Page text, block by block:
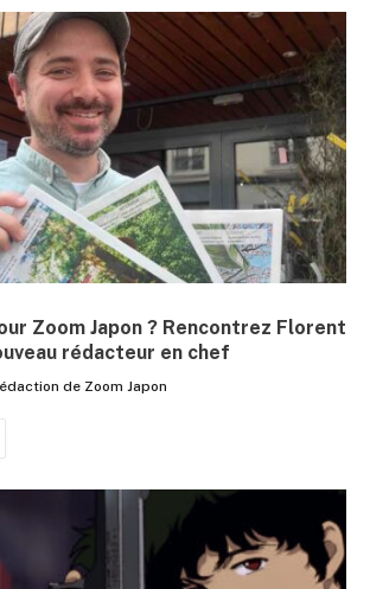
Zoom Japon ? Rencontrez Florent
rédacteur en chef
de Zoom Japon